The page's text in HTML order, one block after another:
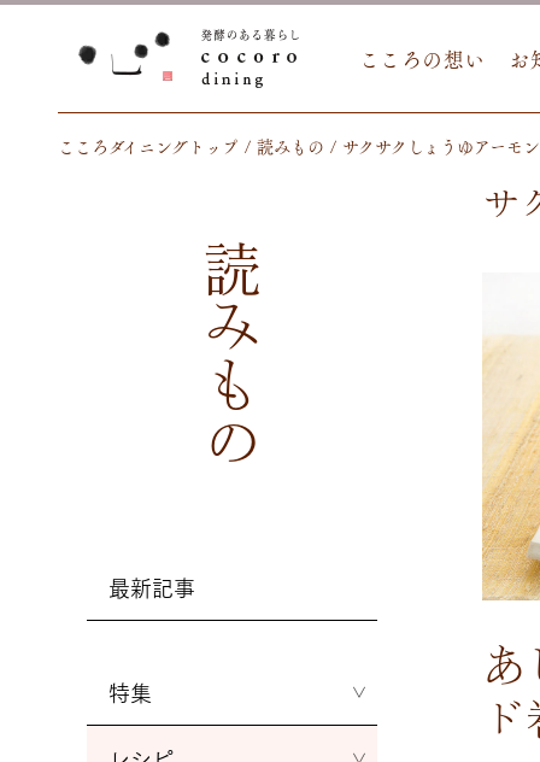
こころの想い お
こころダイニングトップ 読みもの サクサクしょうゆアーモ
読みもの
最新記事
特集
サ